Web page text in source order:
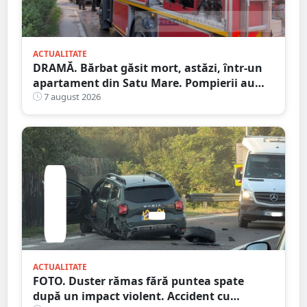
ACTUALITATE
DRAMĂ. Bărbat găsit mort, astăzi, într-un
apartament din Satu Mare. Pompierii au
spart ușa
7 august 2026
ACTUALITATE
FOTO. Duster rămas fără puntea spate
după un impact violent. Accident cu